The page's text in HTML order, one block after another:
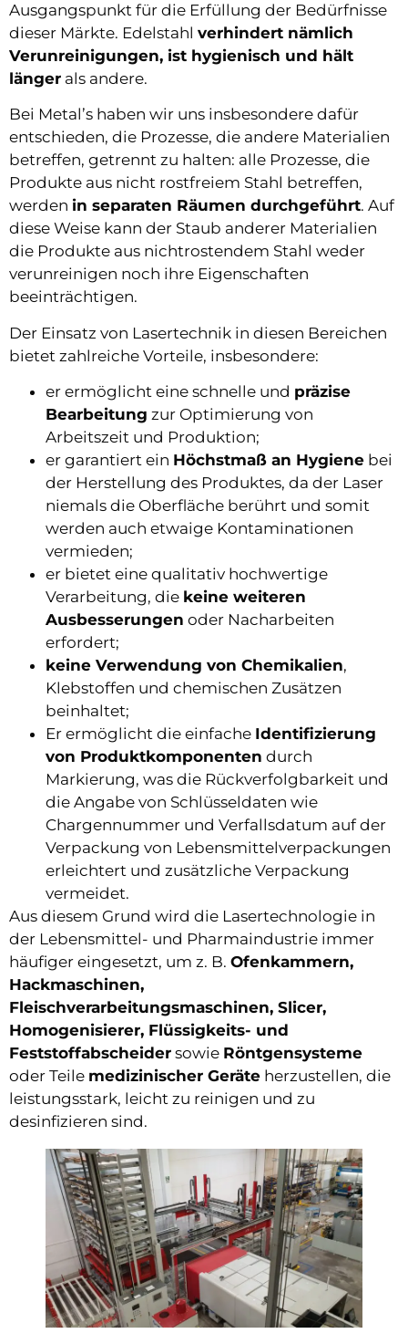
Ausgangspunkt für die Erfüllung der Bedürfnisse
dieser Märkte. Edelstahl verhindert nämlich
Verunreinigungen, ist hygienisch und hält
länger als andere.
Bei Metal’s haben wir uns insbesondere dafür
entschieden, die Prozesse, die andere Materialien
betreffen, getrennt zu halten: alle Prozesse, die
Produkte aus nicht rostfreiem Stahl betreffen,
werden in separaten Räumen durchgeführt. Auf
diese Weise kann der Staub anderer Materialien
die Produkte aus nichtrostendem Stahl weder
verunreinigen noch ihre Eigenschaften
beeinträchtigen.
Der Einsatz von Lasertechnik in diesen Bereichen
bietet zahlreiche Vorteile, insbesondere:
er ermöglicht eine schnelle und präzise
Bearbeitung zur Optimierung von
Arbeitszeit und Produktion;
er garantiert ein Höchstmaß an Hygiene bei
der Herstellung des Produktes, da der Laser
niemals die Oberfläche berührt und somit
werden auch etwaige Kontaminationen
vermieden;
er bietet eine qualitativ hochwertige
Verarbeitung, die keine weiteren
Ausbesserungen oder Nacharbeiten
erfordert;
keine Verwendung von Chemikalien,
Klebstoffen und chemischen Zusätzen
beinhaltet;
Er ermöglicht die einfache Identifizierung
von Produktkomponenten durch
Markierung, was die Rückverfolgbarkeit und
die Angabe von Schlüsseldaten wie
Chargennummer und Verfallsdatum auf der
Verpackung von Lebensmittelverpackungen
erleichtert und zusätzliche Verpackung
vermeidet.
Aus diesem Grund wird die Lasertechnologie in
der Lebensmittel- und Pharmaindustrie immer
häufiger eingesetzt, um z. B. Ofenkammern,
Hackmaschinen,
Fleischverarbeitungsmaschinen, Slicer,
Homogenisierer, Flüssigkeits- und
Feststoffabscheider sowie Röntgensysteme
oder Teile medizinischer Geräte herzustellen, die
leistungsstark, leicht zu reinigen und zu
desinfizieren sind.